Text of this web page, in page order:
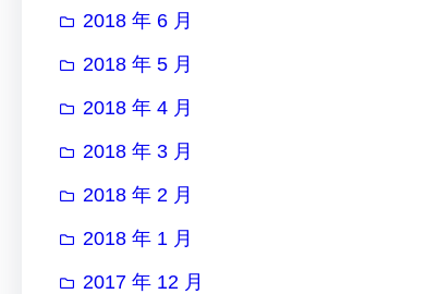
2018 年 6 月
2018 年 5 月
2018 年 4 月
2018 年 3 月
2018 年 2 月
2018 年 1 月
2017 年 12 月